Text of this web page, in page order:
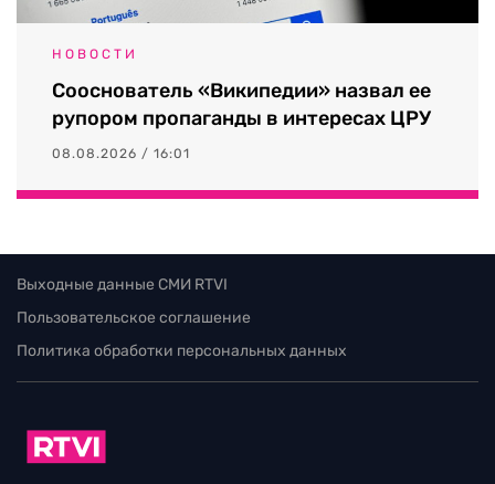
НОВОСТИ
Сооснователь «Википедии» назвал ее
рупором пропаганды в интересах ЦРУ
08.08.2026 / 16:01
Выходные данные СМИ RTVI
Пользовательское соглашение
Политика обработки персональных данных